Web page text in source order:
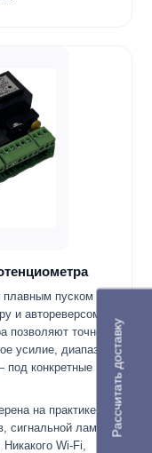
пуском и
и автореверсом
позволяют точно
усилие, диапазон
конкретные
на практике.
сигнальной лампы
Wi-Fi,
Рассчитать доставку